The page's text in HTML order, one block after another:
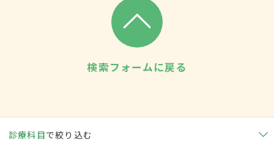
検索フォームに戻る
診療科目で絞り込む